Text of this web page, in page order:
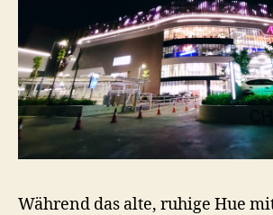
Während das alte, ruhige Hue